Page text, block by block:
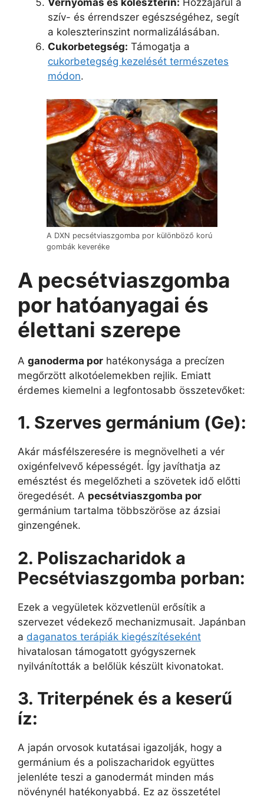
Vérnyomás és koleszterin: Hozzájárul a
szív- és érrendszer egészségéhez, segít
a koleszterinszint normalizálásában.
Cukorbetegség: Támogatja a
cukorbetegség kezelését természetes
módon.
A DXN pecsétviaszgomba por különböző korú
gombák keveréke
A pecsétviaszgomba
por hatóanyagai és
élettani szerepe
A ganoderma por hatékonysága a precízen
megőrzött alkotóelemekben rejlik. Emiatt
érdemes kiemelni a legfontosabb összetevőket:
1. Szerves germánium (Ge):
Akár másfélszeresére is megnövelheti a vér
oxigénfelvevő képességét. Így javíthatja az
emésztést és megelőzheti a szövetek idő előtti
öregedését. A pecsétviaszgomba por
germánium tartalma többszöröse az ázsiai
ginzengének.
2. Poliszacharidok a
Pecsétviaszgomba porban:
Ezek a vegyületek közvetlenül erősítik a
szervezet védekező mechanizmusait. Japánban
a daganatos terápiák kiegészítéseként
hivatalosan támogatott gyógyszernek
nyilvánították a belőlük készült kivonatokat.
3. Triterpének és a keserű
íz:
A japán orvosok kutatásai igazolják, hogy a
germánium és a poliszacharidok együttes
jelenléte teszi a ganodermát minden más
növénynél hatékonyabbá. Ez az összetétel